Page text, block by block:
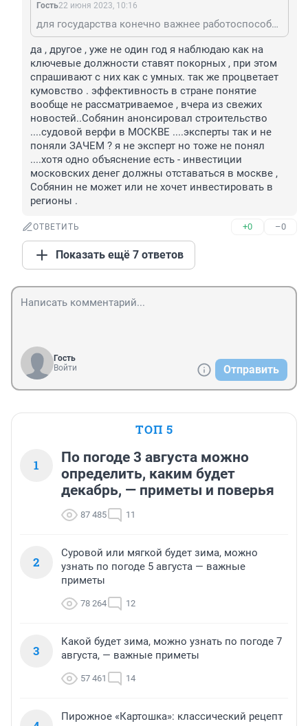
Гость22 июня 2023, 10:16
для государства конечно важнее работоспособный и компетентный, у вас другое мнение?
да , другое , уже не один год я наблюдаю как на
ключевые должности ставят покорных , при этом
спрашивают с них как с умных. так же процветает
кумовство . эффективность в стране понятие
вообще не рассматриваемое , вчера из свежих
новостей..Собянин анонсировал строительство
....судовой верфи в МОСКВЕ ....эксперты так и не
поняли ЗАЧЕМ ? я не эксперт но тоже не понял
....хотя одно объяснение есть - инвестиции
московских денег должны отставаться в москве ,
Собянин не может или не хочет инвестировать в
регионы .
ОТВЕТИТЬ +0 –0
Показать ещё 7 ответов
Гость
Войти
Отправить
ТОП 5
1
По погоде 3 августа можно
определить, каким будет
декабрь, — приметы и поверья
87 485 11
2
Суровой или мягкой будет зима, можно
узнать по погоде 5 августа — важные
приметы
78 264 12
3
Какой будет зима, можно узнать по погоде 7
августа, — важные приметы
57 461 14
Пирожное «Картошка»: классический рецепт